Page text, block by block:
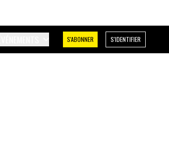
S'ABONNER S'IDENTIFIER